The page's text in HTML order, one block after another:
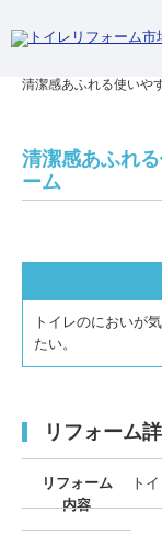
清潔感あふれる使いや
清潔感あふれ
ーム
トイレのにおいが
たい。
リフォーム
リフォーム
内容
ト